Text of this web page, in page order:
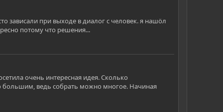
зависали при выходе в диалог с человек. я нашöл
потому что решения...
очень интересная идея. Сколько
большим, ведь собрать можно многое. Начиная